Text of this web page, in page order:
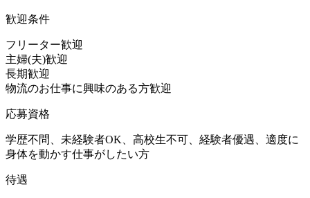
歓迎条件
フリーター歓迎
主婦(夫)歓迎
長期歓迎
物流のお仕事に興味のある方歓迎
応募資格
学歴不問、未経験者OK、高校生不可、経験者優遇、適度に
身体を動かす仕事がしたい方
待遇